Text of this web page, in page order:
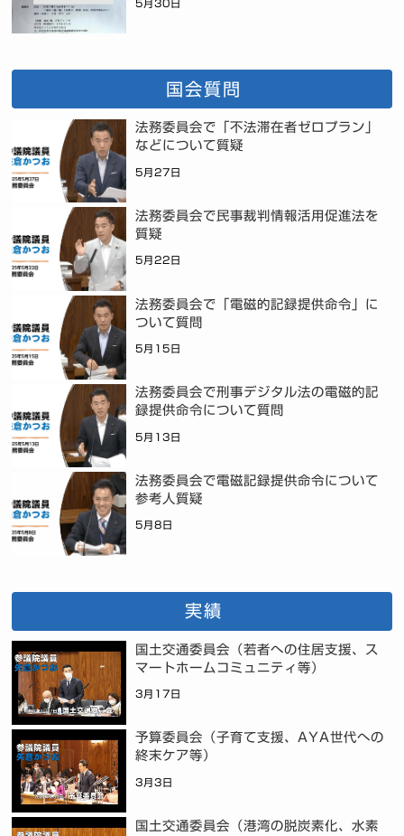
5月30日
国会質問
法務委員会で「不法滞在者ゼロプラン」
などについて質疑
5月27日
法務委員会で民事裁判情報活用促進法を
質疑
5月22日
法務委員会で「電磁的記録提供命令」に
ついて質問
5月15日
法務委員会で刑事デジタル法の電磁的記
録提供命令について質問
5月13日
法務委員会で電磁記録提供命令について
参考人質疑
5月8日
実績
国土交通委員会（若者への住居支援、ス
マートホームコミュニティ等）
3月17日
予算委員会（子育て支援、AYA世代への
終末ケア等）
3月3日
国土交通委員会（港湾の脱炭素化、水素